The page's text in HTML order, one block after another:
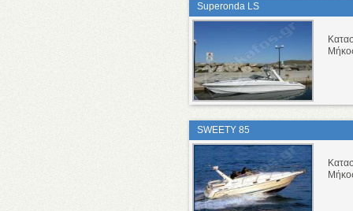
Superonda LS
SWEETY 85